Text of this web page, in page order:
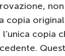
copia
copia